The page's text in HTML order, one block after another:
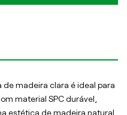
de madeira clara é ideal para
material SPC durável,
estética de madeira natural,